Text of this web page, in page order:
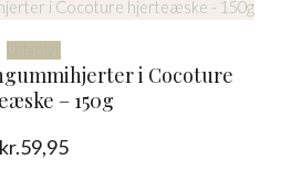
Udsolgt
i Cocoture
– 150g
kr.59,95